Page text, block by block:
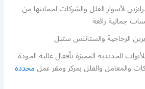
لأسوار الفلل والشركات لحمايتها من
جمالية رائعة
الزجاجية والستانلس ستيل
الحديدية المميزة بأقفال عالية الجودة
والمعامل والفلل بمركز ومقر عملمحددة